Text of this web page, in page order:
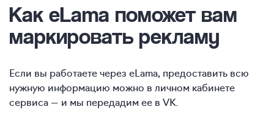
Как eLama поможет вам
маркировать рекламу
Если вы работаете через eLama, предоставить всю
нужную информацию можно в личном кабинете
сервиса — и мы передадим ее в VK.